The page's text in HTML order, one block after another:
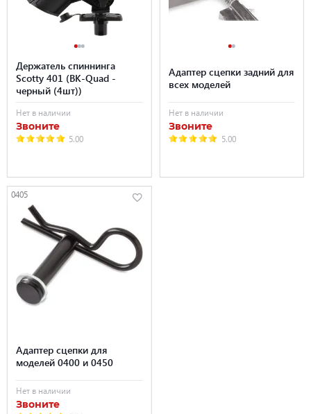
Держатель спиннинга
Scotty 401 (BK-Quad -
черный (4шт))
Нет в наличии
Звоните
5.00
Адаптер сцепки задний для
всех моделей
Нет в наличии
Звоните
5.00
0405
Адаптер сцепки для
моделей 0400 и 0450
Нет в наличии
Звоните